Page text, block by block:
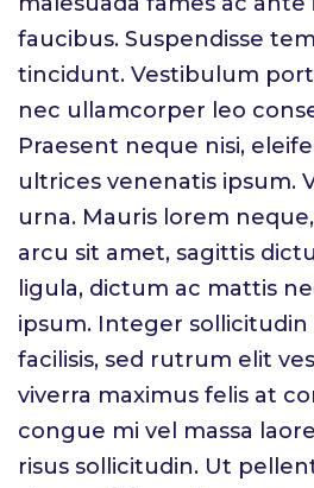
faucibus. Suspendisse
tincidunt. Vestibulum
nec ullamcorper leo
Praesent neque nisi,
ultrices venenatis ipsum.
urna. Mauris lorem
arcu sit amet, sagittis
ligula, dictum ac mattis
ipsum. Integer sollicitudin
facilisis, sed rutrum elit
viverra maximus felis at
congue mi vel massa
risus sollicitudin. Ut